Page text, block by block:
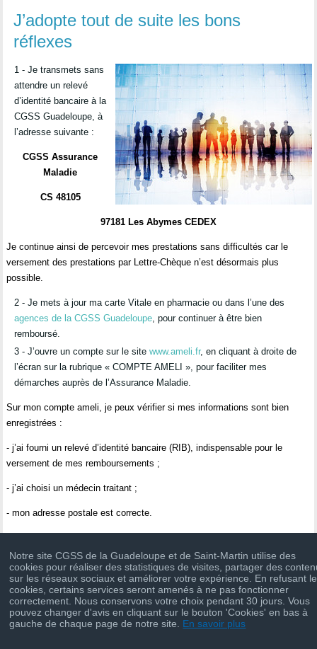
Notre site CGSS de la Guadeloupe et de Saint-Martin utilise des
cookies pour réaliser des statistiques de visites, partager des
sur les réseaux sociaux et améliorer votre expérience. En refusant
cookies, certains services seront amenés à ne pas fonctionner
correctement. Nous conservons votre choix pendant 30 jours. Vous
pouvez changer d'avis en cliquant sur le bouton 'Cookies' en bas à
gauche de chaque page de notre site. En savoir plus
J’adopte tout de suite les bons
réflexes
1 - Je transmets sans
attendre un relevé
d’identité bancaire à la
CGSS Guadeloupe, à
l’adresse suivante :
CGSS Assurance
Maladie
CS 48105
97181 Les Abymes CEDEX
Je continue ainsi de percevoir mes prestations sans difficultés car le
versement des prestations par Lettre-Chèque n’est désormais plus
possible.
2 - Je mets à jour ma carte Vitale en pharmacie ou dans l’une des
agences de la CGSS Guadeloupe , pour continuer à être bien
remboursé.
3 - J’ouvre un compte sur le sitewww.ameli.fr, en cliquant à droite de
l’écran sur la rubrique « COMPTE AMELI », pour faciliter mes
démarches auprès de l’Assurance Maladie.
Sur mon compte ameli, je peux vérifier si mes informations sont bien
enregistrées :
- j’ai fourni un relevé d’identité bancaire (RIB), indispensable pour le
versement de mes remboursements ;
- j’ai choisi un médecin traitant ;
- mon adresse postale est correcte.
depuis mon compte ameli.